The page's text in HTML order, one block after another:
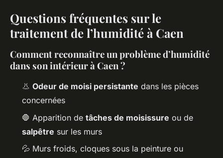
Questions fréquentes sur le
traitement de l’humidité à Caen
Comment reconnaître un problème d’humidité
dans son intérieur à Caen ?
👃 Odeur de moisi persistante dans les pièces
concernées
🛑 Apparition de tâches de moisissure ou de
salpêtre sur les murs
💦 Murs froids, cloques sous la peinture ou